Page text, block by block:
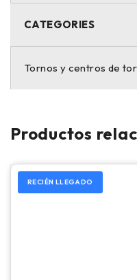
CATEGORIES
Tornos y centros de
Productos
RECIÉN LLEGADO